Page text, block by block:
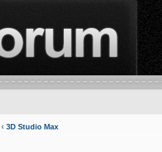
‹ 3D Studio Max